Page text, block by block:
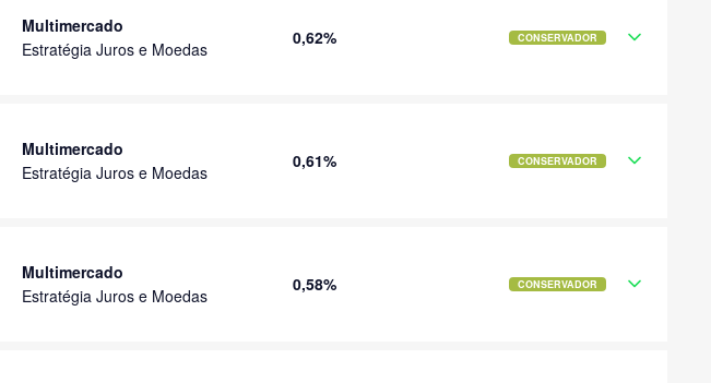
Multimercado
Estratégia Juros e Moedas
0,62% CONSERVADOR
Multimercado
Estratégia Juros e Moedas
0,61% CONSERVADOR
Multimercado
Estratégia Juros e Moedas
0,58% CONSERVADOR